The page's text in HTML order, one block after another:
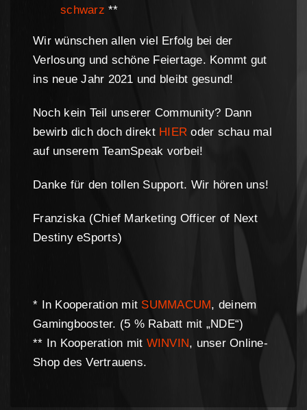
schwarz **
Wir wünschen allen viel Erfolg bei der
Verlosung und schöne Feiertage. Kommt gut
ins neue Jahr 2021 und bleibt gesund!
Noch kein Teil unserer Community? Dann
bewirb dich doch direkt HIER oder schau mal
auf unserem TeamSpeak vorbei!
Danke für den tollen Support. Wir hören uns!
Franziska (Chief Marketing Officer of Next
Destiny eSports)
* In Kooperation mit SUMMACUM, deinem
Gamingbooster. (5 % Rabatt mit „NDE“)
** In Kooperation mit WINVIN, unser Online-
Shop des Vertrauens.